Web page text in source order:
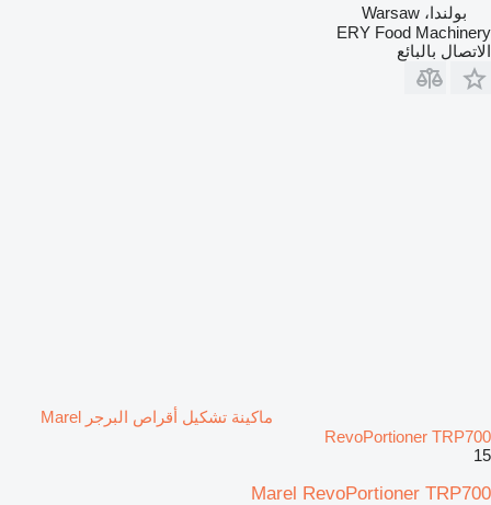
بولندا، Warsaw
ERY Food Machinery
الاتصال بالبائع
ماكينة تشكيل أقراص البرجر Marel
RevoPortioner TRP700
15
Marel RevoPortioner TRP700